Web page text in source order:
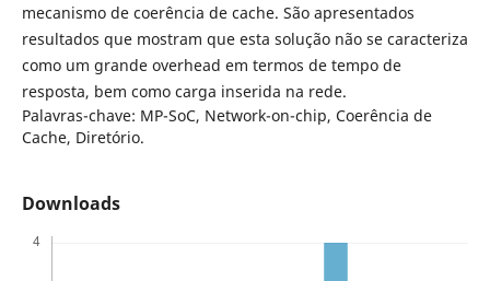
mecanismo de coerência de cache. São apresentados
resultados que mostram que esta solução não se caracteriza
como um grande overhead em termos de tempo de
resposta, bem como carga inserida na rede.
Palavras-chave: MP-SoC, Network-on-chip, Coerência de
Cache, Diretório.
Downloads